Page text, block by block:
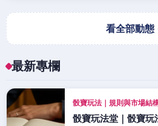
看全部動
最新專欄
骰寶玩法｜規則與市場結
骰寶玩法堂｜骰寶玩